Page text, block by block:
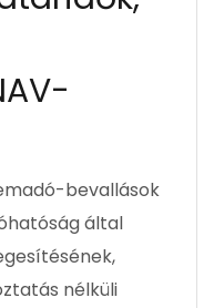
bevallások
által
nélküli